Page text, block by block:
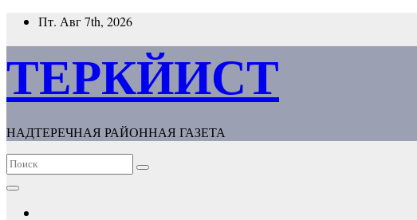
ПерейтиПт. Авг 7th, 2026
ТЕРКЙИСТ
НАДТЕРЕЧНАЯ РАЙОННАЯ ГАЗЕТА